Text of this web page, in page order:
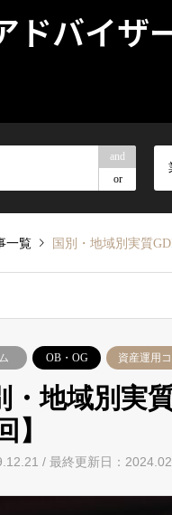
ドバイザ
and
or
一覧 国別・地域別実質
OB・OG 資産運用コ
・地域別実
】
/ 最終更新日：